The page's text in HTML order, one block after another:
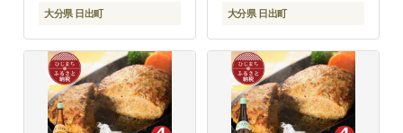
大分県 日出町 大分県 日出町